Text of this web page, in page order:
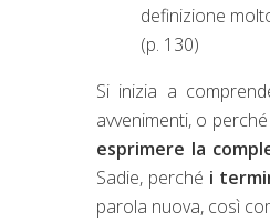
definizione
(p. 130)
Si inizia a
avvenimenti, o
esprimere la
Sadie, perché i
parola nuova, così